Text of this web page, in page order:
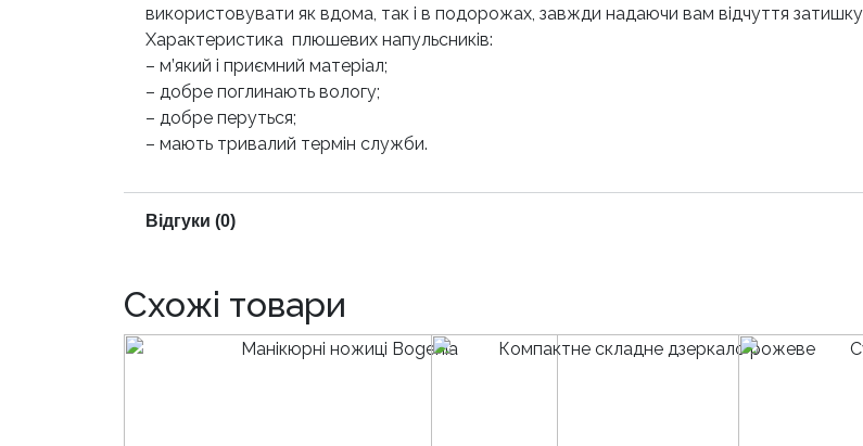
використовувати як вдома, так і в подорожах, завжди надаючи вам відчуття
Характеристика плюшевих напульсників:
– м’який і приємний матеріал;
– добре поглинають вологу;
– добре перуться;
– мають тривалий термін служби.
Відгуки (0)
Схожі товари